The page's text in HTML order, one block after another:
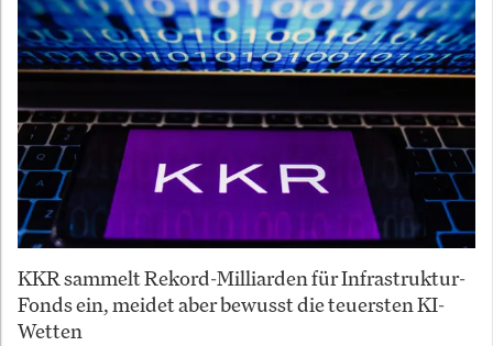
KKR sammelt Rekord-Milliarden für Infrastruktur-
Fonds ein, meidet aber bewusst die teuersten KI-
Wetten